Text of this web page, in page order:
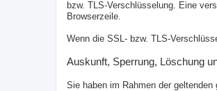
bzw. TLS-Verschlüsselung. Eine
Browserzeile.
Wenn die SSL- bzw. TLS-
Auskunft, Sperrung, Löschung
Sie haben im Rahmen der